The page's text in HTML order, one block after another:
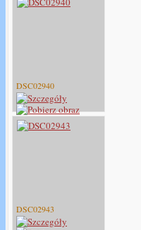
DSC02940
DSC02943